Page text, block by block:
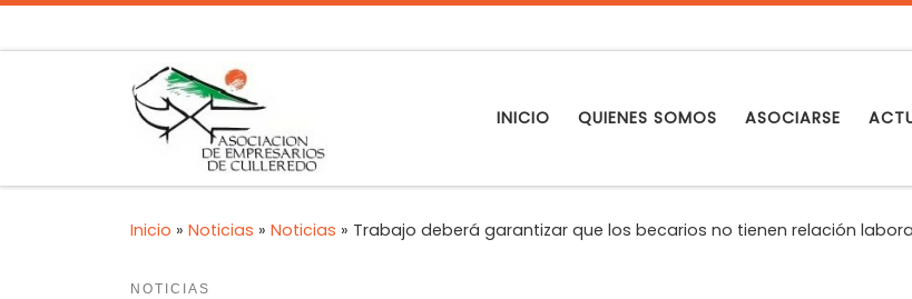
INICIO QUIENES SOMOS ASOCIARSE
Inicio » Noticias » Noticias » Trabajo deberá garantizar que los becarios no tienen relación
NOTICIAS